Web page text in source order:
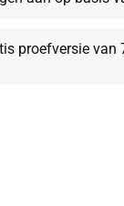
proefversie van